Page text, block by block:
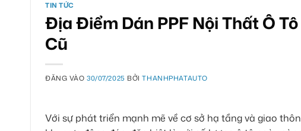
TIN TỨC
Địa Điểm Dán PPF Nội Thất Ô
Cũ
ĐĂNG VÀO30/07/2025 BỞITHANHPHATAUTO
Với sự phát triển mạnh mẽ về cơ sở hạ tầng và giao